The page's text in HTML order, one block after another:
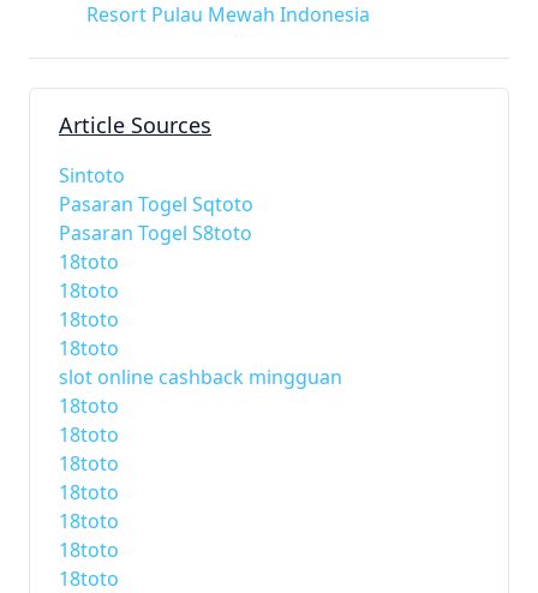
Resort Pulau Mewah Indonesia
Article Sources
Sintoto
Pasaran Togel Sqtoto
Pasaran Togel S8toto
18toto
18toto
18toto
18toto
slot online cashback mingguan
18toto
18toto
18toto
18toto
18toto
18toto
18toto